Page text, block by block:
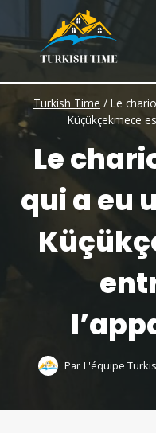
content
Turkish Time / Le
Küçükçekmece
Le
qui a eu
Par L'équipe